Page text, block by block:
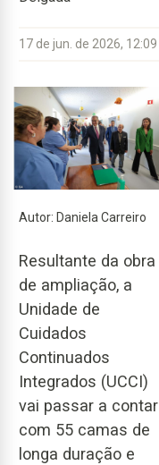
17 de jun. de 2026, 12:09
Autor: Daniela Carreiro
Resultante da obra
de ampliação, a
Unidade de
Cuidados
Continuados
Integrados (UCCI)
vai passar a contar
com 55 camas de
longa duração e